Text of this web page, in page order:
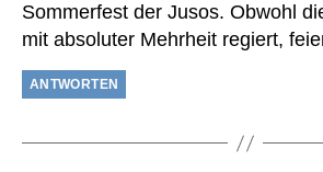
Sommerfest der Jusos. Obwohl
mit absoluter Mehrheit regiert,
ANTWORTEN